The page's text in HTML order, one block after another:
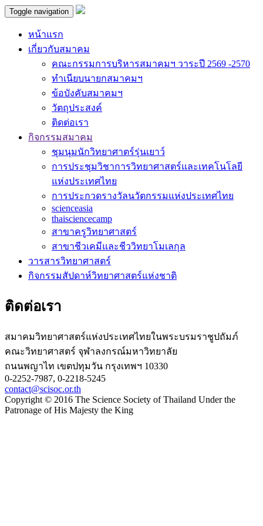
Toggle navigation
หน้าแรก
เกี่ยวกับสมาคม
คณะกรรมการบริหารสมาคมฯ วาระปี 2569 -2570
ทำเนียบนายกสมาคมฯ
ข้อบังคับสมาคมฯ
วัตถุประสงค์
ติดต่อเรา
กิจกรรมสมาคม
ชุมนุมนักวิทยาศาตร์รุ่นเยาว์
การประชุมวิชาการวิทยาศาสตร์และเทคโนโลยี
แห่งประเทศไทย
การประกวดรางวัลนวัตกรรมแห่งประเทศไทย
scienceasia
thaisciencecamp
สาขาครูวิทยาศาสตร์
สาขาชีวเคมีและชีววิทยาโมเลกุล
วารสารวิทยาศาสตร์
กิจกรรมสัปดาห์วิทยาศาสตร์แห่งชาติ
ติดต่อเรา
สมาคมวิทยาศาสตร์แห่งประเทศไทยในพระบรมราชูปถัมภ์
คณะวิทยาศาสตร์ จุฬาลงกรณ์มหาวิทยาลัย
ถนนพญาไท เขตปทุมวัน กรุงเทพฯ 10330
0-2252-7987, 0-2218-5245
contact@scisoc.or.th
Copyright © 2016 The Science Society of Thailand Under the
Patronage of His Majesty the King